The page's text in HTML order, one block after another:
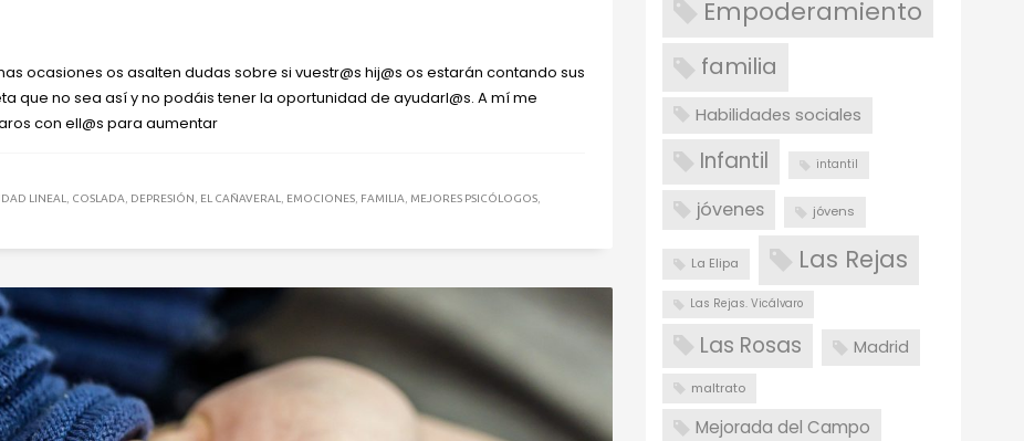
ocasiones os asalten dudas sobre si vuestr@s hij@s os estarán contando sus
que no sea así y no podáis tener la oportunidad de ayudarl@s. A mí me
con ell@s para aumentar
LINEAL COSLADA DEPRESIÓN EL CAÑAVERAL EMOCIONES FAMILIA MEJORES PSICÓLOGOS
Empoderamiento
familia
Habilidades sociales
Infantil intantil
jóvenes jóvens
La Elipa Las Rejas
Las Rejas. Vicálvaro
Las Rosas Madrid
maltrato
Mejorada del Campo